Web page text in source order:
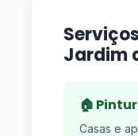
Jardim
🏠
Casas e